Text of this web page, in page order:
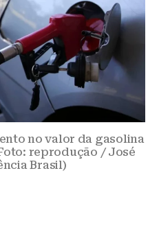
no valor da gasolina
reprodução / José
Brasil)